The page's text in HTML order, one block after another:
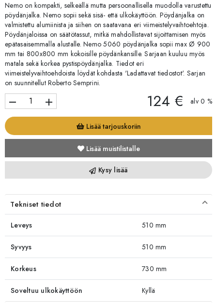
Nemo on kompakti, selkeällä mutta persoonallisella muodolla varustettu
pöydänjalka. Nemo sopii sekä sisä- että ulkokäyttöön. Pöydänjalka on
valmistettu alumiinista ja siihen on saatavana eri viimeistelyvaihtoehtoja.
Pöydänjaloissa on säätötassut, mitkä mahdollistavat sijoittamisen myös
epätasaisemmalla alustalle. Nemo 5060 pöydänjalka sopii max Ø 900
mm tai 800x800 mm kokoisille pöydänkansille. Sarjaan kuuluu myös
matala sekä korkea pystispöydänjalka. Tiedot eri
viimeistelyvaihtoehdoista löydät kohdasta 'Ladattavat tiedostot'. Sarjan
on suunnitellut Roberto Semprini.
remove add 124 € alv 0 %
Lisää tarjouskoriin
Lisää muistilistalle
Kysy lisää
Tekniset tiedot
Leveys 510 mm
Syvyys 510 mm
Korkeus 730 mm
Soveltuu ulkokäyttöön Kyllä